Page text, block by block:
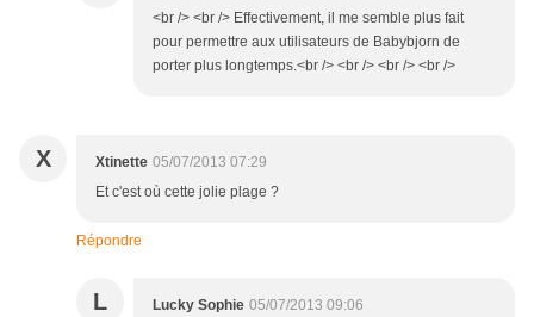
<br /> <br /> Effectivement, il me semble plus fait
pour permettre aux utilisateurs de Babybjorn de
porter plus longtemps.<br /> <br /> <br /> <br />
X Xtinette 05/07/2013 07:29
Et c'est où cette jolie plage ?
Répondre
L Lucky Sophie 05/07/2013 09:06